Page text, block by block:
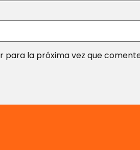
la próxima vez que